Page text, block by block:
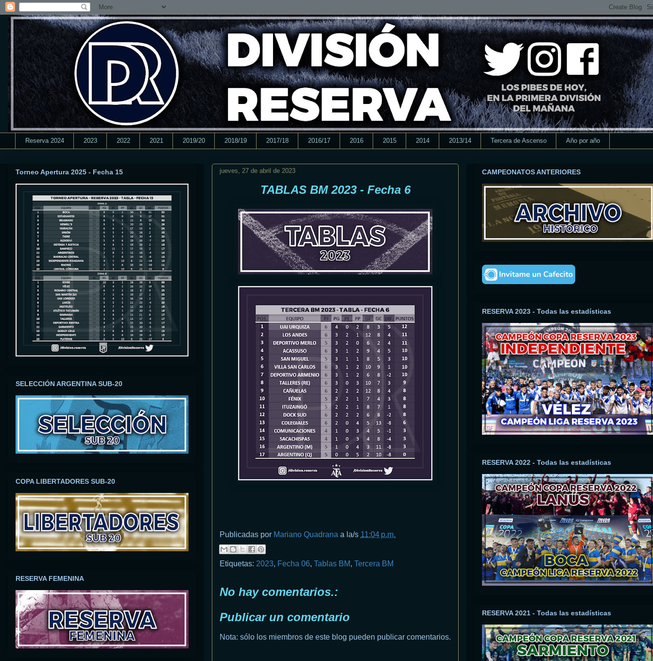
Reserva 2024 2023 2022 2021 2019/20 2018/19 2017/18 2016/17 2016 2015 2014 2013/14 Tercera de Ascenso Año por año
jueves, 27 de abril de 2023
TABLAS BM 2023 - Fecha 6
Publicadas por Mariano Quadrana a la/s 11:04 p.m.
Etiquetas: 2023, Fecha 06, Tablas BM, Tercera BM
No hay comentarios.:
Publicar un comentario
Nota: sólo los miembros de este blog pueden publicar comentarios.
Torneo Apertura 2025 - Fecha 15
SELECCIÓN ARGENTINA SUB-20
COPA LIBERTADORES SUB-20
RESERVA FEMENINA
CAMPEONATOS ANTERIORES
RESERVA 2023 - Todas las estadísticas
RESERVA 2022 - Todas las estadísticas
RESERVA 2021 - Todas las estadísticas